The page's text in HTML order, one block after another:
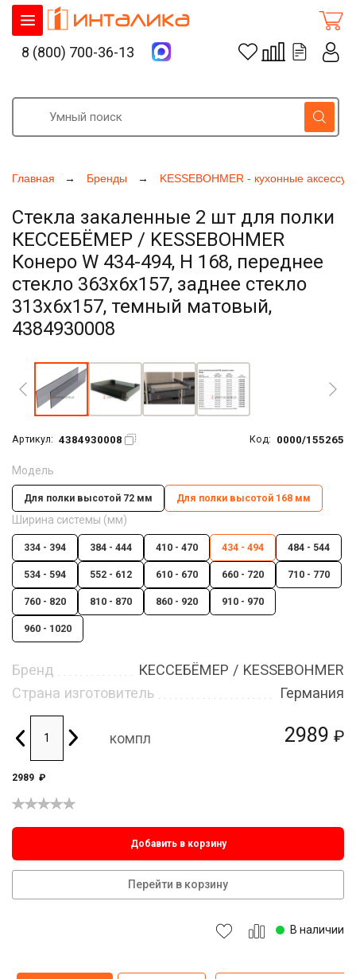
Главная Бренды KESSEBOHMER - кухонные
Стекла закаленные 2 шт для полки
КЕССЕБЁМЕР / KESSEBOHMER
Конеро W 434-494, H 168, переднее
стекло 363x6x157, заднее стекло
313x6x157, темный матовый,
4384930008
Артикул: 4384930008 Код: 0000/155265
2989 ₽
Модель
Для полки высотой 72 мм Для полки высотой 168 мм
Ширина системы (мм)
334 - 394 384 - 444 410 - 470 434 - 494 484 - 544
534 - 594 552 - 612 610 - 670 660 - 720 710 - 770
760 - 820 810 - 870 860 - 920 910 - 970
960 - 1020
Бренд
КЕССЕБЁМЕР / KESSEBOHMER
Страна изготовитель
Германия
компл
2989 ₽
Добавить в корзину
Перейти в корзину
В наличии
8 (800) 700-36-13